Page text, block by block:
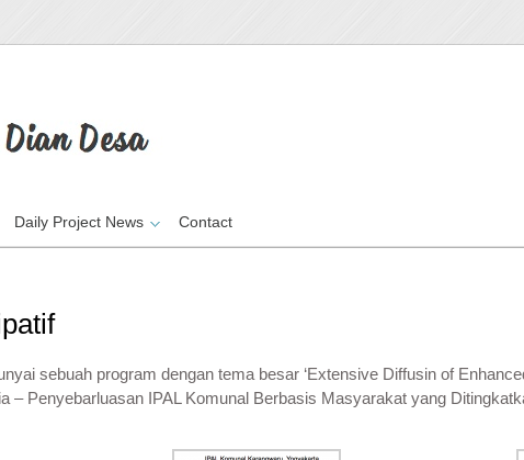
Daily Project News Contact
sebuah program dengan tema besar ‘Extensive Diffusin of
– Penyebarluasan IPAL Komunal Berbasis Masyarakat yang